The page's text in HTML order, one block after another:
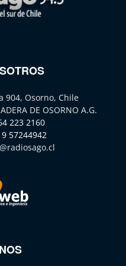
904, Osorno, Chile
DE OSORNO A.G.
223 2160
57244942